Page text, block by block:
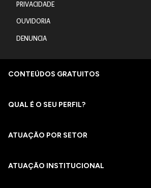
PRIVACIDADE
OUVIDORIA
DENUNCIA
CONTEÚDOS GRATUITOS
QUAL É O SEU PERFIL?
ATUAÇÃO POR SETOR
ATUAÇÃO INSTITUCIONAL